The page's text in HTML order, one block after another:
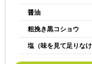
醤油
粗挽き黒コショウ
塩（味を見て足りなけ